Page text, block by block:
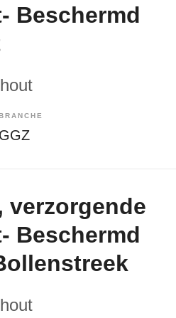
Beschermd
GGZ
verzorgende
Beschermd